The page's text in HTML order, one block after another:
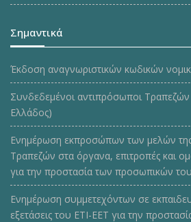
Σημαντικά
Έκδοση αναγνωριστικών κωδικών
Συνδεδεμένοι αντιπρόσωποι Τραπεζών
Ελλάδος)
Ενημέρωση εκπροσώπων των μελών
Τραπεζών στα όργανα, επιτροπές και
για την προστασία των προσωπικών
Ενημέρωση συμμετεχόντων σε
εξετάσεις του ΕΤΙ-ΕΕΤ για την